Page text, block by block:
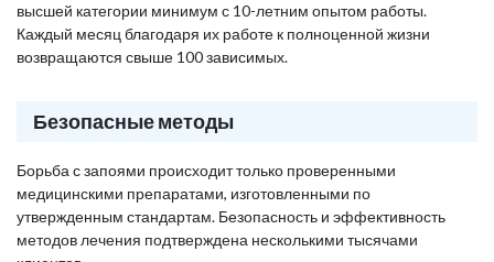
высшей категории минимум с 10-летним опытом работы.
Каждый месяц благодаря их работе к полноценной жизни
возвращаются свыше 100 зависимых.
Безопасные методы
Борьба с запоями происходит только проверенными
медицинскими препаратами, изготовленными по
утвержденным стандартам. Безопасность и эффективность
методов лечения подтверждена несколькими тысячами